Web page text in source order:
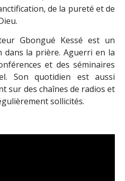
de la pureté et de
Gbongué Kessé est un
dans la prière. Aguerri en la
et des séminaires
Son quotidien est aussi
sur des chaînes de radios et
sollicités.